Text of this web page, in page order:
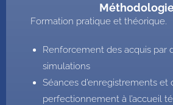
Formation pratique et théorique.
Renforcement des acquis par
simulations
Séances d’enregistrements et
perfectionnement à l’accueil